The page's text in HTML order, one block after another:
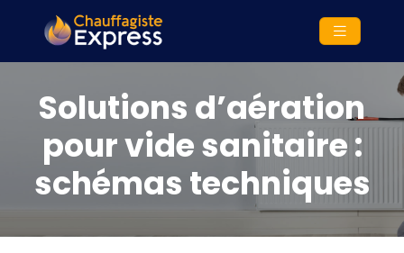
Solutions d’aération
pour vide sanitaire :
schémas techniques